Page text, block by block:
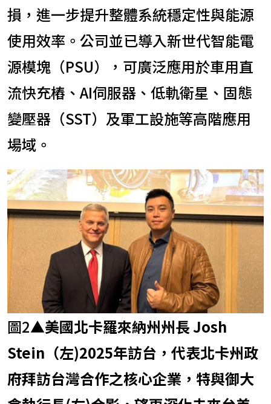
損，進一步提升整體系統穩定性與能源
使用效率。公司並已導入新世代智能電
源模塊（PSU），可廣泛應用於車用直
流快充樁、AI伺服器、低軌衛星、固態
變壓器（SST）及軍工設施等高階應用
場域。
圖2▲美國北卡羅來納州州長 Josh
Stein（左)2025年訪台，代表北卡州政
府拜訪台灣合作之核心企業，特與御大